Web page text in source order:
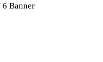
Banner